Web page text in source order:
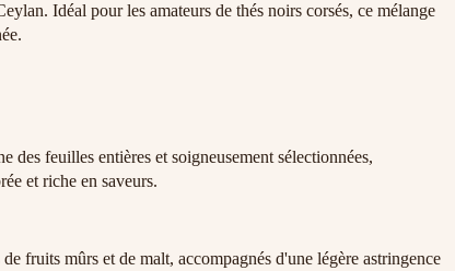
Idéal pour les amateurs de thés noirs corsés, ce mélange
feuilles entières et soigneusement sélectionnées,
et riche en saveurs.
fruits mûrs et de malt, accompagnés d'une légère astringence